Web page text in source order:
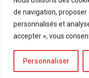
de navigation,
personnalisés et
accepter », vous
Personnaliser
Mentions légales
Bluesky
LinkedIn
Twitter
©